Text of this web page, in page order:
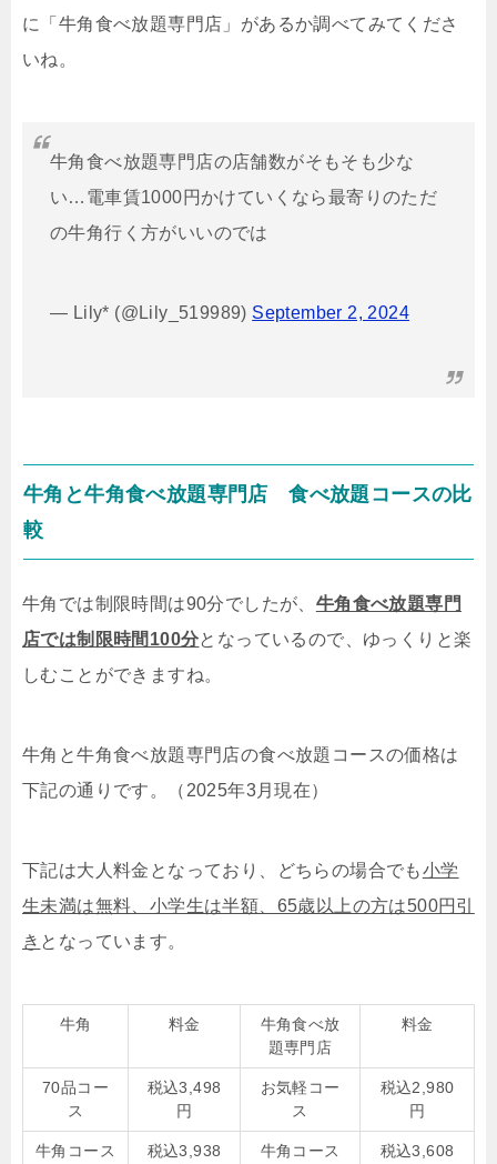
に「牛角食べ放題専門店」があるか調べてみてくださ
いね。
牛角食べ放題専門店の店舗数がそもそも少な
い…電車賃1000円かけていくなら最寄りのただ
の牛角行く方がいいのでは
— Lily* (@Lily_519989) September 2, 2024
牛角と牛角食べ放題専門店 食べ放題コースの比
較
牛角では制限時間は90分でしたが、 牛角食べ放題専門
店では制限時間100分となっているので、ゆっくりと楽
しむことができますね。
牛角と牛角食べ放題専門店の食べ放題コースの価格は
下記の通りです。（2025年3月現在）
下記は大人料金となっており、どちらの場合でも小学
生未満は無料、小学生は半額、65歳以上の方は500円引
き となっています。
牛角 料金
牛角食べ放
題専門店
料金
70品コー
ス
税込3,498
円
お気軽コー
ス
税込2,980
円
牛角コース
税込3,938
牛角コース
税込3,608